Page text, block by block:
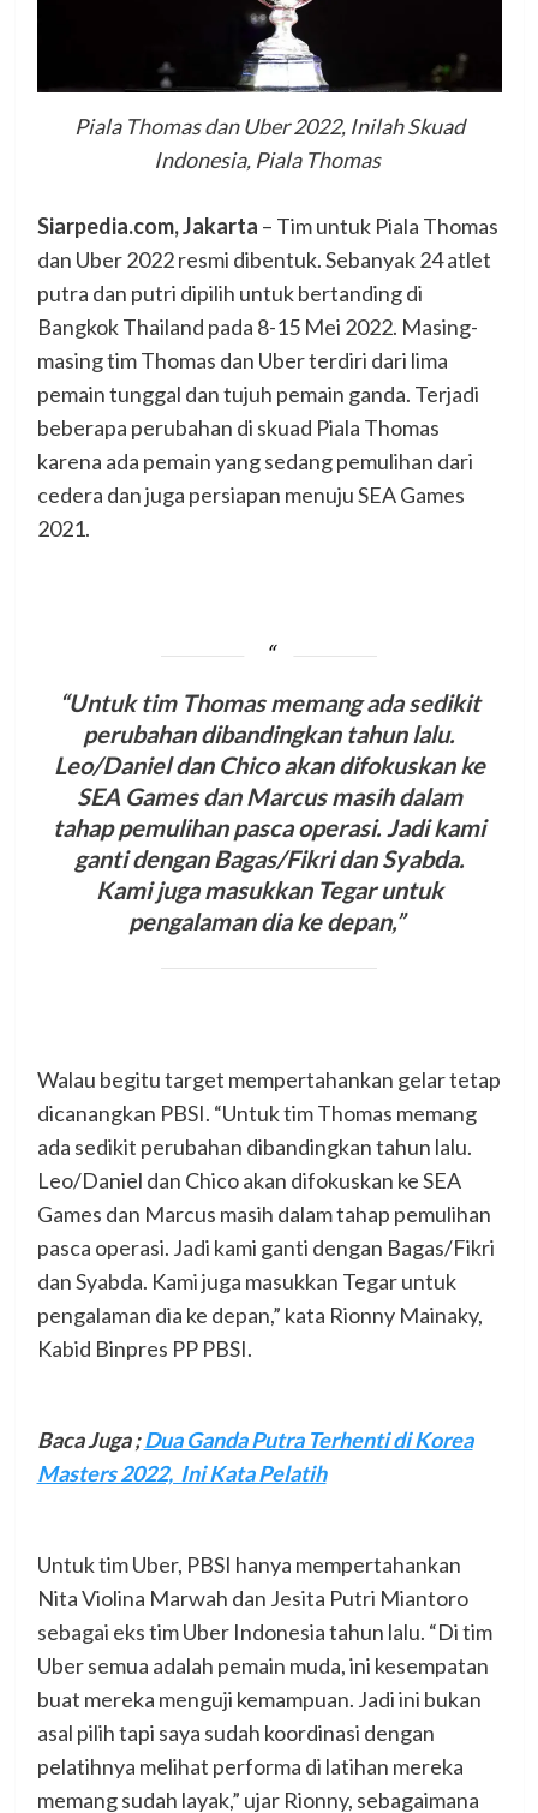
Piala Thomas dan Uber 2022, Inilah Skuad
Indonesia, Piala Thomas
Siarpedia.com, Jakarta – Tim untuk Piala Thomas
dan Uber 2022 resmi dibentuk. Sebanyak 24 atlet
putra dan putri dipilih untuk bertanding di
Bangkok Thailand pada 8-15 Mei 2022. Masing-
masing tim Thomas dan Uber terdiri dari lima
pemain tunggal dan tujuh pemain ganda. Terjadi
beberapa perubahan di skuad Piala Thomas
karena ada pemain yang sedang pemulihan dari
cedera dan juga persiapan menuju SEA Games
2021.
“Untuk tim Thomas memang ada sedikit
perubahan dibandingkan tahun lalu.
Leo/Daniel dan Chico akan difokuskan ke
SEA Games dan Marcus masih dalam
tahap pemulihan pasca operasi. Jadi kami
ganti dengan Bagas/Fikri dan Syabda.
Kami juga masukkan Tegar untuk
pengalaman dia ke depan,”
Walau begitu target mempertahankan gelar tetap
dicanangkan PBSI. “Untuk tim Thomas memang
ada sedikit perubahan dibandingkan tahun lalu.
Leo/Daniel dan Chico akan difokuskan ke SEA
Games dan Marcus masih dalam tahap pemulihan
pasca operasi. Jadi kami ganti dengan Bagas/Fikri
dan Syabda. Kami juga masukkan Tegar untuk
pengalaman dia ke depan,” kata Rionny Mainaky,
Kabid Binpres PP PBSI.
Baca Juga ;Dua Ganda Putra Terhenti di Korea
Masters 2022, Ini Kata Pelatih
Untuk tim Uber, PBSI hanya mempertahankan
Nita Violina Marwah dan Jesita Putri Miantoro
sebagai eks tim Uber Indonesia tahun lalu. “Di tim
Uber semua adalah pemain muda, ini kesempatan
buat mereka menguji kemampuan. Jadi ini bukan
asal pilih tapi saya sudah koordinasi dengan
pelatihnya melihat performa di latihan mereka
memang sudah layak,” ujar Rionny, sebagaimana